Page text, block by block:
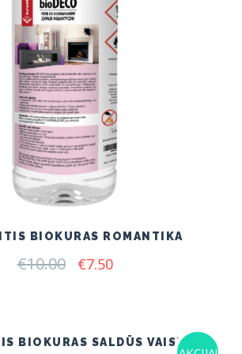
BIOKURAS ROMANTIKA
€10.00 Original
€7.50Current
BIOKURAS SALDŪS VAISIAI